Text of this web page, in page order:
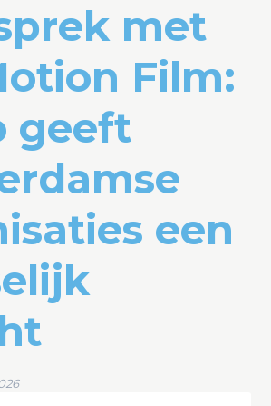
met
Film:
geeft
een